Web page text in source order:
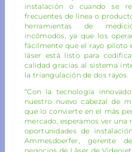
instalación o cuando se
frecuentes de línea o
herramientas de
incómodos, ya que los
fácilmente que el rayo piloto
láser está listo para
calidad gracias al sistema
la triangulación de dos rayos.
“Con la tecnología
nuestro nuevo cabezal de
que lo convierte en el más
mercado, esperamos ver una
oportunidades de
Ammesdoerfer, gerente